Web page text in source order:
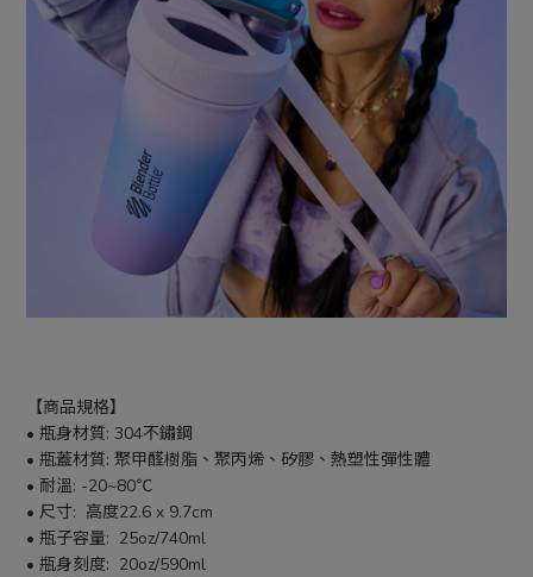
【商品規格】
• 瓶身材質: 304不鏽鋼
• 瓶蓋材質: 聚甲醛樹脂、聚丙烯、矽膠、熱塑性彈性體
• 耐溫: -20~80℃
• 尺寸:  高度22.6 x 9.7cm
• 瓶子容量:  25oz/740ml
• 瓶身刻度:  20oz/590ml